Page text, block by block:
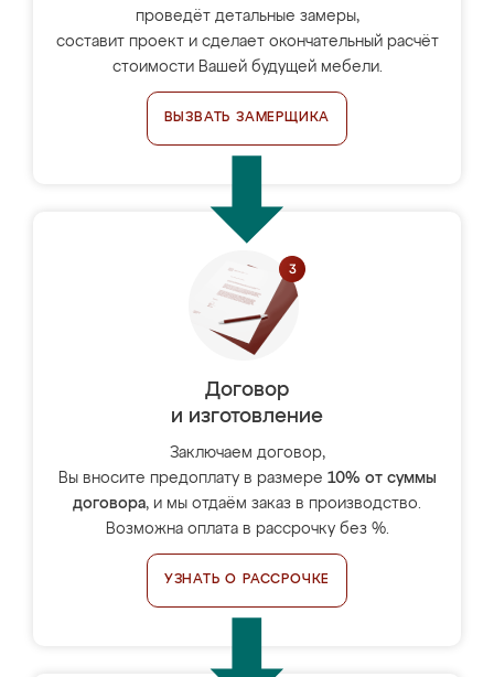
проведёт детальные замеры,
составит проект и сделает окончательный расчёт
стоимости Вашей будущей мебели.
ВЫЗВАТЬ ЗАМЕРЩИКА
Договор
и изготовление
Заключаем договор,
Вы вносите предоплату в размере 10% от суммы
договора, и мы отдаём заказ в производство.
Возможна оплата в рассрочку без %.
УЗНАТЬ О РАССРОЧКЕ